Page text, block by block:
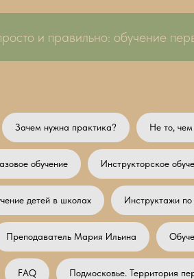
и правильно: обучение
Зачем нужна практика? Не то,
обучение Инструкторское
детей в школах Инструктажи
Преподаватель Мария Ильина
FAQ Подмосковье. Территория